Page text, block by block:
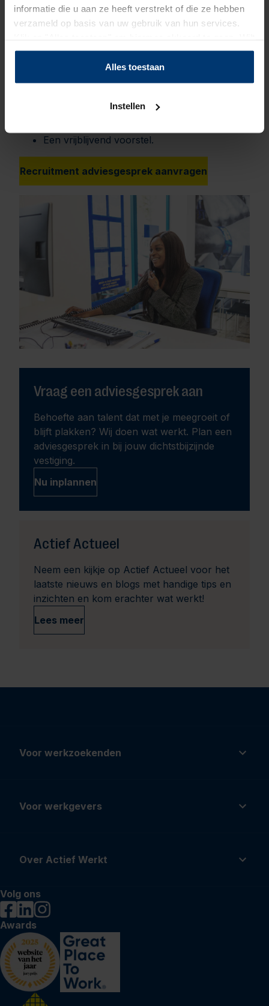
informatie die u aan ze heeft verstrekt of die ze hebben
verzameld op basis van uw gebruik van hun services.
u liever geen cookies, klik dan op "instellen". Op onze
kunt u meer lezen over onze cookies.
Alles toestaan
Instellen
Een helder verhaal op basis van jouw
uitdagingen.
Een vrijblijvend voorstel.
Recruitment adviesgesprek aanvragen
Vraag een adviesgesprek aan
Behoefte aan talent dat met je meegroeit of
blijft plakken? Wij doen wat werkt. Plan een
adviesgesprek in bij jouw dichtstbijzijnde
vestiging.
Nu inplannen
Actief Actueel
Neem een kijkje op Actief Actueel voor het
laatste nieuws en blogs met handige tips en
inzichten en kom erachter wat werkt!
Lees meer
Voor werkzoekenden
Voor werkgevers
Over Actief Werkt
Volg ons
Awards